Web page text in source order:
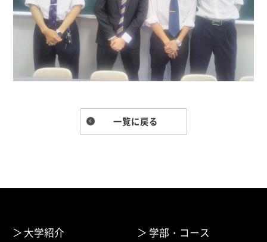
一覧に戻る
大学紹介
学部・コース